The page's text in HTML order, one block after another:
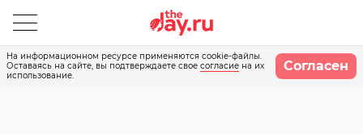
На информационном ресурсе применяются cookie-файлы.
Оставаясь на сайте, вы подтверждаете свое согласие на их
использование.
Согласен